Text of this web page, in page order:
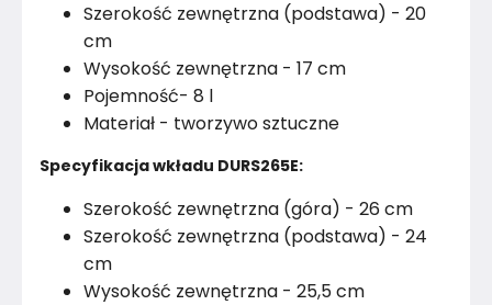
Szerokość zewnętrzna (podstawa) - 20
cm
Wysokość zewnętrzna - 17 cm
Pojemność- 8 l
Materiał - tworzywo sztuczne
Specyfikacja wkładu DURS265E:
Szerokość zewnętrzna (góra) - 26 cm
Szerokość zewnętrzna (podstawa) - 24
cm
Wysokość zewnętrzna - 25,5 cm